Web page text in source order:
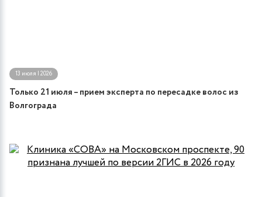
13 июля | 2026
Только 21 июля – прием эксперта по пересадке волос из
Волгограда